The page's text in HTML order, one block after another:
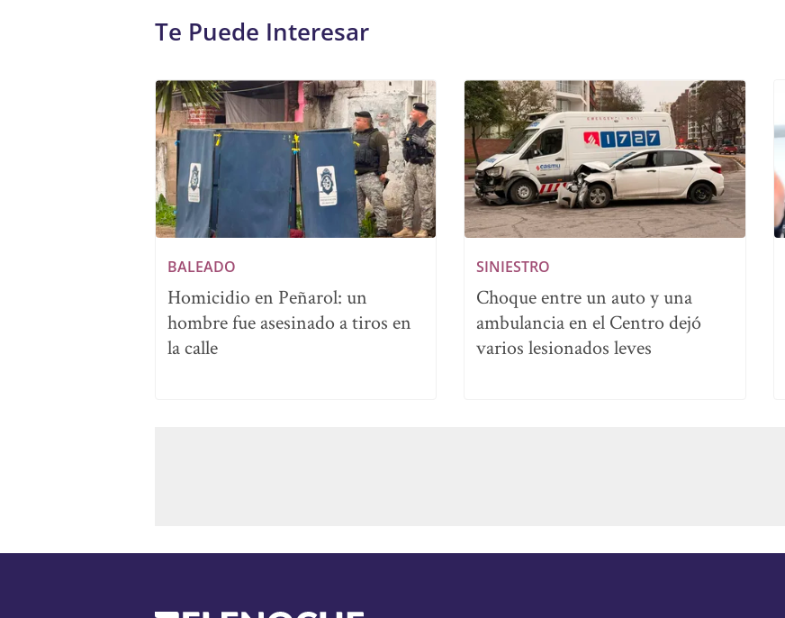
Te Puede Interesar
BALEADO
Homicidio en Peñarol: un
hombre fue asesinado a tiros en
la calle
SINIESTRO
Choque entre un auto y una
ambulancia en el Centro dejó
varios lesionados leves